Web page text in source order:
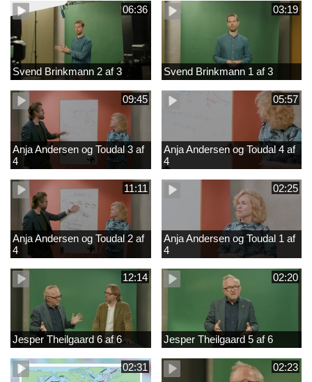
06:36
Svend Brinkmann 2 af 3
03:19
Svend Brinkmann 1 af 3
09:45
Anja Andersen og Toudal 3 af
4
05:57
Anja Andersen og Toudal 4 af
4
11:11
Anja Andersen og Toudal 2 af
4
02:25
Anja Andersen og Toudal 1 af
4
12:14
Jesper Theilgaard 6 af 6
02:20
Jesper Theilgaard 5 af 6
02:31 02:23